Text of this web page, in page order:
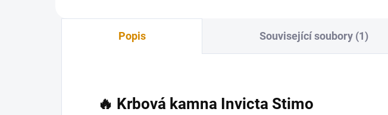
Popis Související soubory (1)
🔥 Krbová kamna Invicta Stimo